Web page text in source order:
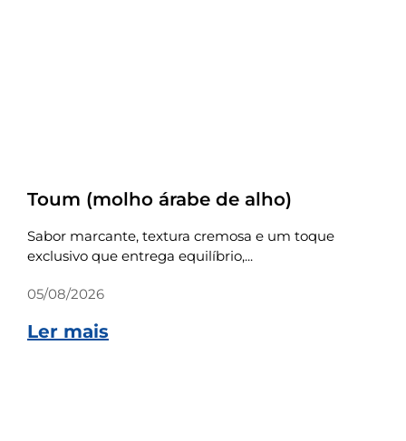
Toum (molho árabe de alho)
Sabor marcante, textura cremosa e um toque
exclusivo que entrega equilíbrio,...
05/08/2026
Ler mais